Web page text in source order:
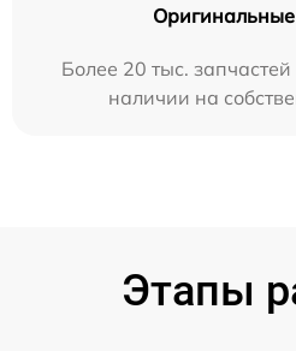
Оригинальные
Более 20 тыс.
наличии на
Этапы